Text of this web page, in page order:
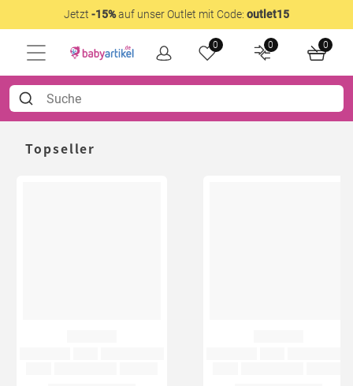
Jetzt -15%auf unser Outlet mit Code: outlet15
0 0 0
Topseller